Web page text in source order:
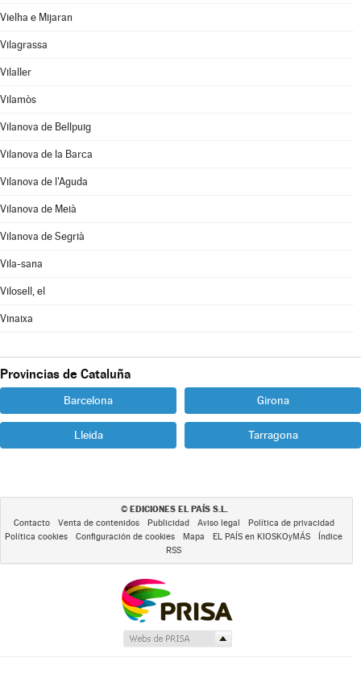
Vielha e Mijaran
Vilagrassa
Vilaller
Vilamòs
Vilanova de Bellpuig
Vilanova de la Barca
Vilanova de l'Aguda
Vilanova de Meià
Vilanova de Segrià
Vila-sana
Vilosell, el
Vinaixa
Provincias de Cataluña
Barcelona Girona
Lleida Tarragona
© EDICIONES EL PAÍS S.L.
Contacto Venta de contenidos Publicidad Aviso legal
Política de privacidad
Política cookies
Configuración de cookies Mapa EL PAÍS en KIOSKOyMÁS
Índice
RSS